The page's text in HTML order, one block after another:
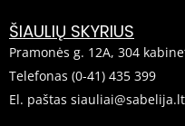
ŠIAULIŲ SKYRIUS
Pramonės g. 12A, 304
Telefonas (0-41) 435 399
El. paštas siauliai@sabelija.lt